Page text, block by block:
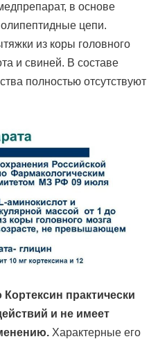
в основе
цепи.
из коры головного
и свиней. В составе
полностью отсутствуют
Кортексин практически
и не имеет
Характерные его